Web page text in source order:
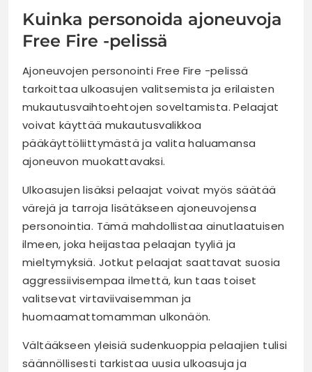
Kuinka personoida ajoneuvoja
Free Fire -pelissä
Ajoneuvojen personointi Free Fire -pelissä
tarkoittaa ulkoasujen valitsemista ja erilaisten
mukautusvaihtoehtojen soveltamista. Pelaajat
voivat käyttää mukautusvalikkoa
pääkäyttöliittymästä ja valita haluamansa
ajoneuvon muokattavaksi.
Ulkoasujen lisäksi pelaajat voivat myös säätää
värejä ja tarroja lisätäkseen ajoneuvojensa
personointia. Tämä mahdollistaa ainutlaatuisen
ilmeen, joka heijastaa pelaajan tyyliä ja
mieltymyksiä. Jotkut pelaajat saattavat suosia
aggressiivisempaa ilmettä, kun taas toiset
valitsevat virtaviivaisemman ja
huomaamattomamman ulkonäön.
Vältääkseen yleisiä sudenkuoppia pelaajien tulisi
säännöllisesti tarkistaa uusia ulkoasuja ja